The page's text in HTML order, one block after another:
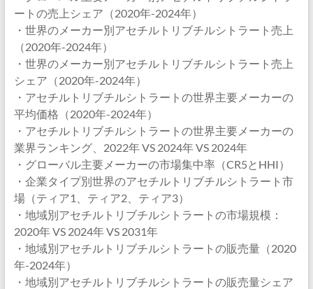
ートの売上シェア（2020年-2024年）
・世界のメーカー別アセチルトリブチルシトラート売上
（2020年-2024年）
・世界のメーカー別アセチルトリブチルシトラート売上
シェア（2020年-2024年）
・アセチルトリブチルシトラートの世界主要メーカーの
平均価格（2020年-2024年）
・アセチルトリブチルシトラートの世界主要メーカーの
業界ランキング、2022年 VS 2024年 VS 2024年
・グローバル主要メーカーの市場集中率（CR5とHHI）
・企業タイプ別世界のアセチルトリブチルシトラート市
場（ティア1、ティア2、ティア3）
・地域別アセチルトリブチルシトラートの市場規模：
2020年 VS 2024年 VS 2031年
・地域別アセチルトリブチルシトラートの販売量（2020
年-2024年）
・地域別アセチルトリブチルシトラートの販売量シェア